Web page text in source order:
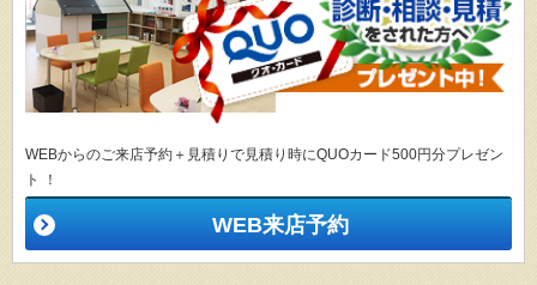
WEBからのご来店予約＋見積りで見積り時にQUOカード500円分プレゼン
ト ！
WEB来店予約